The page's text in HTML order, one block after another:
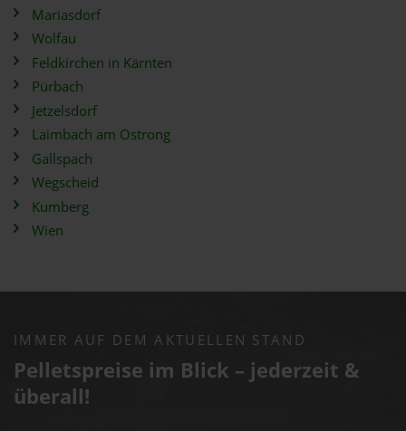
Mariasdorf
Wolfau
Feldkirchen in Kärnten
Pürbach
Jetzelsdorf
Laimbach am Ostrong
Gallspach
Wegscheid
Kumberg
Wien
IMMER AUF DEM AKTUELLEN STAND
Pelletspreise im Blick – jederzeit &
überall!